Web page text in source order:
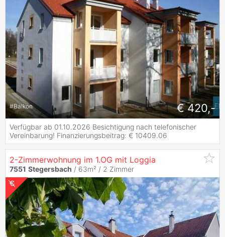
#Balkon € 420,-
Verfügbar ab 01.10.2026 Besichtigung nach telefonischer
Vereinbarung! Finanzierungsbeitrag: € 10409.06
2-Zimmerwohnung im 1.OG mit Loggia
7551 Stegersbach / 63m² / 2 Zimmer